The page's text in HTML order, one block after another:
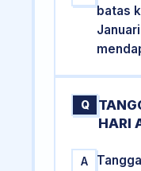
batas
Q
HARI
A